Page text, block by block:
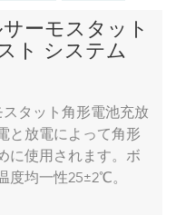
ーモスタット
ト システム
タット角形電池充放
と放電によって角形
に使用されます。ボ
度均一性25±2℃。